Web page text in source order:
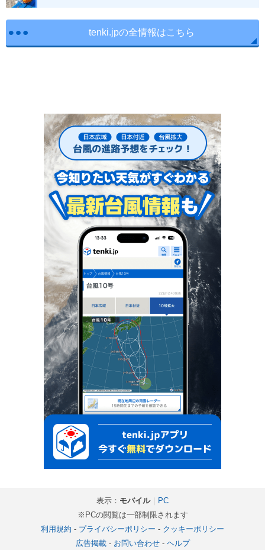
tenki.jpの全情報はこちら
表示： モバイル｜ PC
※PCの閲覧は一部制限されます
利用規約 - プライバシーポリシー - クッキーポリシー
広告掲載- お問い合わせ- ヘルプ